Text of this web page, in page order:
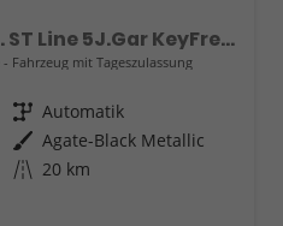
ST-Line 1.5 EB Autom. ST Line 5J.Gar KeyFree Kamera
Fahrzeug mit Tageszulassung
Getriebe Automatik
Außenfarbe Agate-Black Metallic
Kilometerstand 20 km